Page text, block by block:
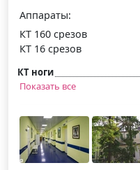
Аппараты:
КТ 160 срезов
КТ 16 срезов
КТ ноги
Показать все